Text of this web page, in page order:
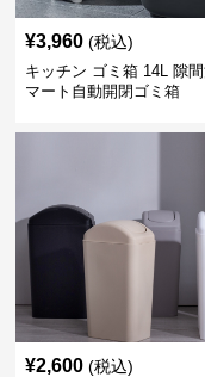
¥3,960 (税込)
キッチン ゴミ箱 14L 隙
マート自動開閉ゴミ箱
¥2,600 (税込)